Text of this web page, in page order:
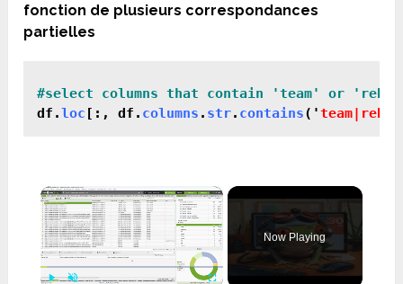
fonction de plusieurs correspondances
partielles
df.loc [:, df. columns . str. contains('
×
Now Playing